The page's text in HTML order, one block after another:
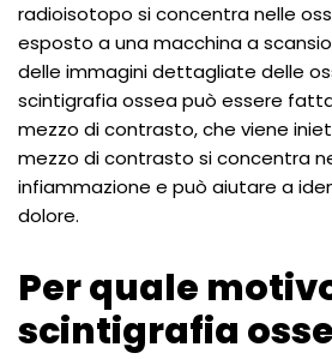
radioisotopo si concentra nelle
esposto a una macchina a
delle immagini dettagliate delle
scintigrafia ossea può essere
mezzo di contrasto, che viene
mezzo di contrasto si concentra
infiammazione e può aiutare a
dolore.
Per quale
scintigrafia